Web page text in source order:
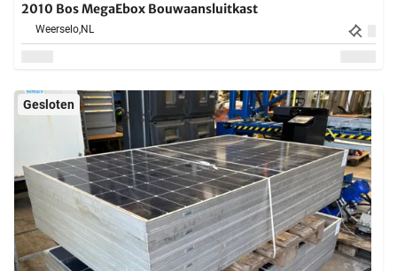
2010 Bos MegaEbox Bouwaansluitkast
Weerselo,NL
Gesloten